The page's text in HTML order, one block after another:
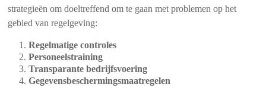
strategieën om doeltreffend om te gaan met problemen op het
gebied van regelgeving:
Regelmatige controles
Personeelstraining
Transparante bedrijfsvoering
Gegevensbeschermingsmaatregelen